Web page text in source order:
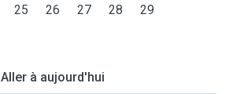
25 26 27 28 29
Aller à aujourd'hui